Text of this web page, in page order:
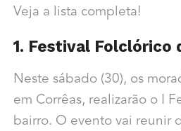
Veja a lista completa!
1. Festival Folclórico
Neste sábado (30), os
em Corrêas, realizarão o I
bairro. O evento vai reunir